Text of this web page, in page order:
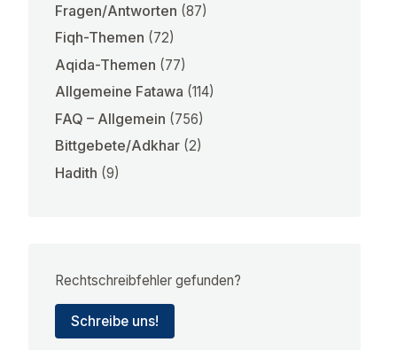
Fragen/Antworten (87)
Fiqh-Themen (72)
Aqida-Themen (77)
Allgemeine Fatawa (114)
FAQ – Allgemein (756)
Bittgebete/Adkhar (2)
Hadith (9)
Rechtschreibfehler gefunden?
Schreibe uns!